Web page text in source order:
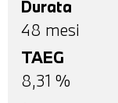
Durata
48 mesi
TAEG
8,31 %